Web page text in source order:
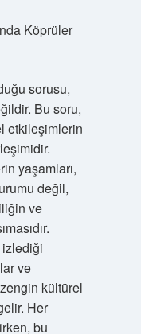
Köprüler
sorusu,
Bu soru,
etkileşimlerin
yaşamları,
değil,
ve
izlediği
ve
kültürel
Her
bu